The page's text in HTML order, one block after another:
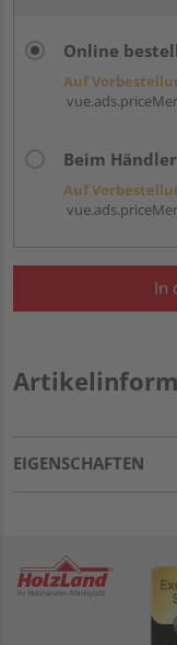
Online
Auf
Beim
Auf
In
EIGENSCHAFTEN